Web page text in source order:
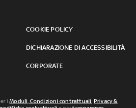
COOKIE POLICY
DICHIARAZIONE DI ACCESSIBILITÀ
CORPORATE
iModuli, Condizioni contrattuali Privacy &